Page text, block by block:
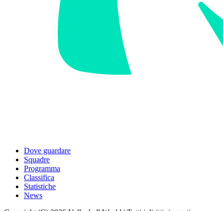
Dove guardare
Squadre
Programma
Classifica
Statistiche
News